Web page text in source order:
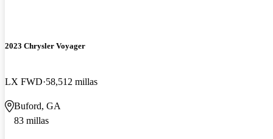
2023 Chrysler Voyager
LX FWD 58,512 millas
Buford, GA
83 millas